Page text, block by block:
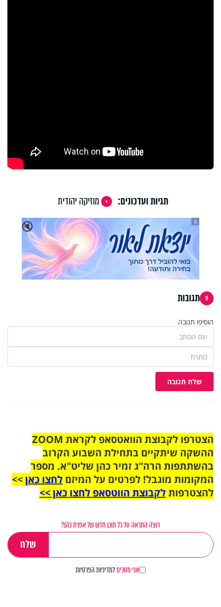
תגיות ועדכונים:
מוזיקה יהודית
🔇
X
0 תגובות
הוסיפו תגובה
שלח תגובה
הצטרפו לקבוצת הוואטסאפ לקראת ZOOM
ההשקה שיתקיים בתחילת השבוע הקרוב
בהשתתפות הרה"ג זמיר כהן שליט"א. מספר
המקומות מוגבל! לפרטים על המיזם לחצו כאן>>
להצטרפותלקבוצת הווטסאפ לחצו כאן >>
רוצה התראה על כל תוכן חדש של אפרת כהן?
אני מסכיםלמדיניות הפרטיות